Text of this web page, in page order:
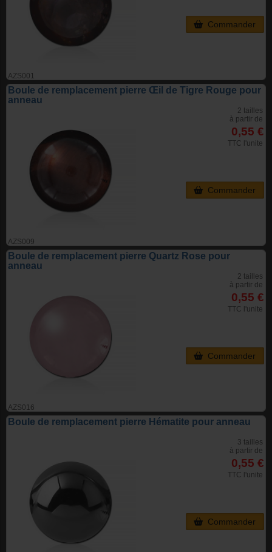
AZS001
Commander
Boule de remplacement pierre Œil de Tigre Rouge pour
anneau
AZS009
2 tailles
à partir de
0,55 €
TTC l'unite
Commander
Boule de remplacement pierre Quartz Rose pour
anneau
AZS016
2 tailles
à partir de
0,55 €
TTC l'unite
Commander
Boule de remplacement pierre Hématite pour anneau
3 tailles
à partir de
0,55 €
TTC l'unite
Commander